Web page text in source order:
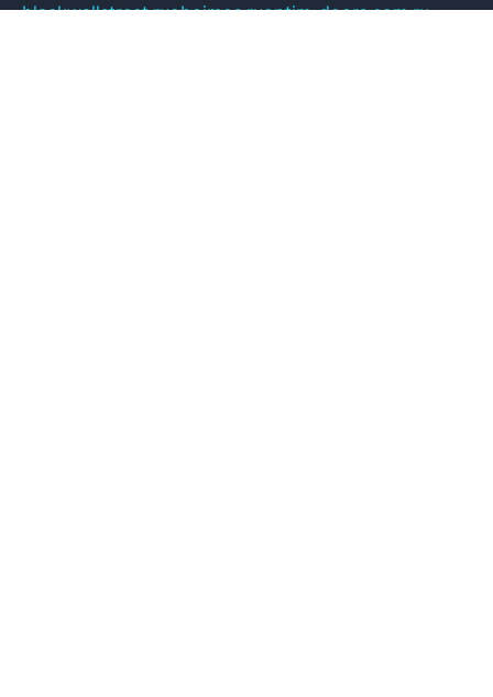
blackwallstreet.ruoboimos.ruoptim-doors.com.ru